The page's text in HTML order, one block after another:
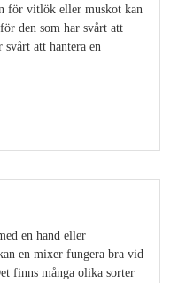
för vitlök eller muskot kan
den som har svårt att
svårt att hantera en
en hand eller
en mixer fungera bra vid
finns många olika sorter